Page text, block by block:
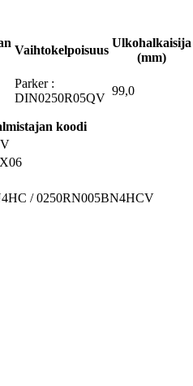
Vaihtokelpoisuus
Ulkohalkaisija
(mm)
Parker :
DIN0250R05QV
99,0
koodi
/ 0250RN005BN4HCV